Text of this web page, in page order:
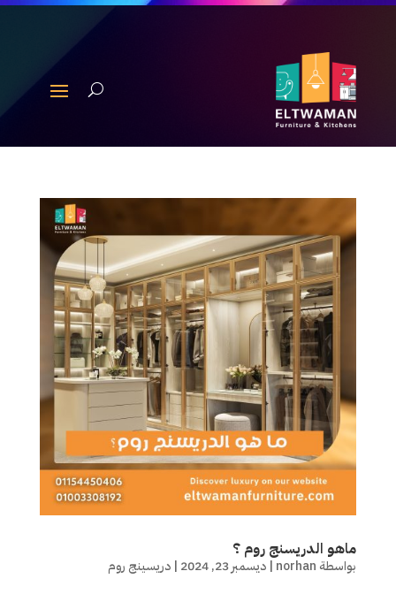
ماهو الدريسنج روم ؟
بواسطة norhan
| ديسمبر 23, 2024 | دريسينج روم